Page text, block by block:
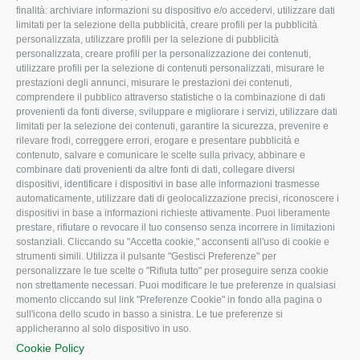
finalità: archiviare informazioni su dispositivo e/o accedervi, utilizzare dati
limitati per la selezione della pubblicità, creare profili per la pubblicità
personalizzata, utilizzare profili per la selezione di pubblicità
personalizzata, creare profili per la personalizzazione dei contenuti,
utilizzare profili per la selezione di contenuti personalizzati, misurare le
prestazioni degli annunci, misurare le prestazioni dei contenuti,
comprendere il pubblico attraverso statistiche o la combinazione di dati
provenienti da fonti diverse, sviluppare e migliorare i servizi, utilizzare dati
limitati per la selezione dei contenuti, garantire la sicurezza, prevenire e
rilevare frodi, correggere errori, erogare e presentare pubblicità e
contenuto, salvare e comunicare le scelte sulla privacy, abbinare e
combinare dati provenienti da altre fonti di dati, collegare diversi
dispositivi, identificare i dispositivi in base alle informazioni trasmesse
automaticamente, utilizzare dati di geolocalizzazione precisi, riconoscere i
dispositivi in base a informazioni richieste attivamente. Puoi liberamente
prestare, rifiutare o revocare il tuo consenso senza incorrere in limitazioni
sostanziali. Cliccando su "Accetta cookie," acconsenti all'uso di cookie e
strumenti simili. Utilizza il pulsante "Gestisci Preferenze" per
personalizzare le tue scelte o "Rifiuta tutto" per proseguire senza cookie
non strettamente necessari. Puoi modificare le tue preferenze in qualsiasi
momento cliccando sul link "Preferenze Cookie" in fondo alla pagina o
sull'icona dello scudo in basso a sinistra. Le tue preferenze si
applicheranno al solo dispositivo in uso.
Cookie Policy
L'Associazione
Missione e Progetto
Organigramma aziendale
I Nostri Servizi
Uffici della Sede provinciale
Le Sedi di Zona
Agricoltori S.r.l.
Whistleblowing
Confagricoltura Rovigo e
Agricoltori srl
Tecnico
Fiscale
Lavoro
Ambiente
Associazione
CONFAGRICOLTURA ATTIVA
Notizie in evidenza
Eventi
Comunicati Stampa
Video
Iscrizione Newsletter
Newsletter